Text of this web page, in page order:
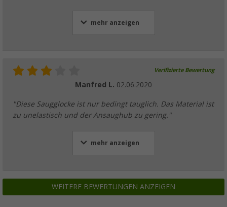
mehr anzeigen
Verifizierte Bewertung
Manfred L. 02.06.2020
"Diese Saugglocke ist nur bedingt tauglich. Das Material ist
zu unelastisch und der Ansaughub zu gering."
mehr anzeigen
WEITERE BEWERTUNGEN ANZEIGEN